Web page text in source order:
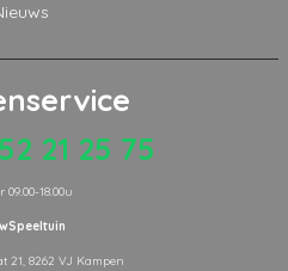
21 25 75
09.00-18.00u
21, 8262 VJ Kampen